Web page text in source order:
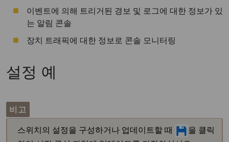
이벤트에 의해 트리거된 경보 및 로그에 대한 정보가 있
는 알림 콘솔
장치 트래픽에 대한 정보로 콘솔 모니터링
설정 예
비고
스위치의 설정을 구성하거나 업데이트할 때
을 클릭